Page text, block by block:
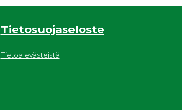
Tietosuojaseloste
Tietoa evästeistä